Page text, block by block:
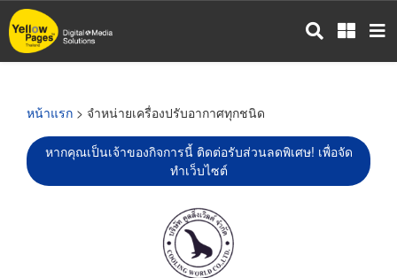
ข้าม
ไป
หน้าแรก > จำหน่ายเครื่องปรับอากาศทุกชนิด
หากคุณเป็นเจ้าของกิจการนี้ ติดต่อรับส่วนลดพิเศษ! เพื่อจัด
ทำเว็บไซต์